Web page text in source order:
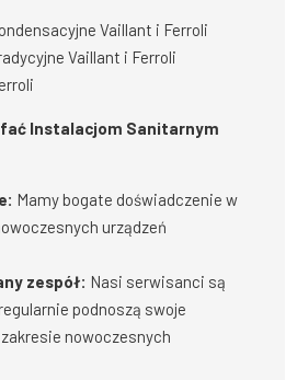
Vaillant i Ferroli
Vaillant i Ferroli
Instalacjom Sanitarnym
Mamy bogate doświadczenie w
urządzeń
zespół: Nasi serwisanci są
podnoszą swoje
nowoczesnych